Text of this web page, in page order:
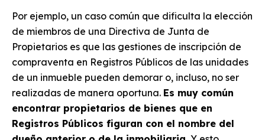
Por ejemplo, un caso común que dificulta la elección
de miembros de una Directiva de Junta de
Propietarios es que las gestiones de inscripción de
compraventa en Registros Públicos de las unidades
de un inmueble pueden demorar o, incluso, no ser
realizadas de manera oportuna. Es muy común
encontrar propietarios de bienes que en
Registros Públicos figuran con el nombre del